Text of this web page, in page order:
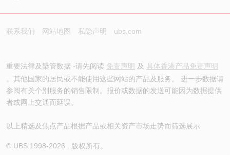
联系我们 网站地图 私隐声明 ubs.com
重要法律及槼管数据 -请先阅读 免责声明 及 具体香港产品免责声明
。其他国家的居民或不能使用这些网站的产品及服务。 进一步数据请
参阅有关个别服务的销售限制。报价或数据的发送可能因为数据提供
者或网上交通而延误。
以上精选及焦点产品根据产品或相关资产市场走势而筛选展示
© UBS 1998-2026 . 版权所有。